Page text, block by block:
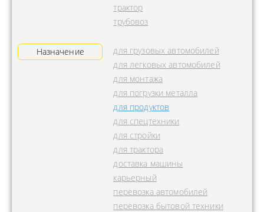
трактор
трубовоз
Назначение
для грузовых автомобилей
для легковых автомобилей
для монтажа
для погрузки металла
для продуктов
для спецтехники
для стройки
для трактора
доставка машины
карьерный
перевозка автомобилей
перевозка бытовой техники